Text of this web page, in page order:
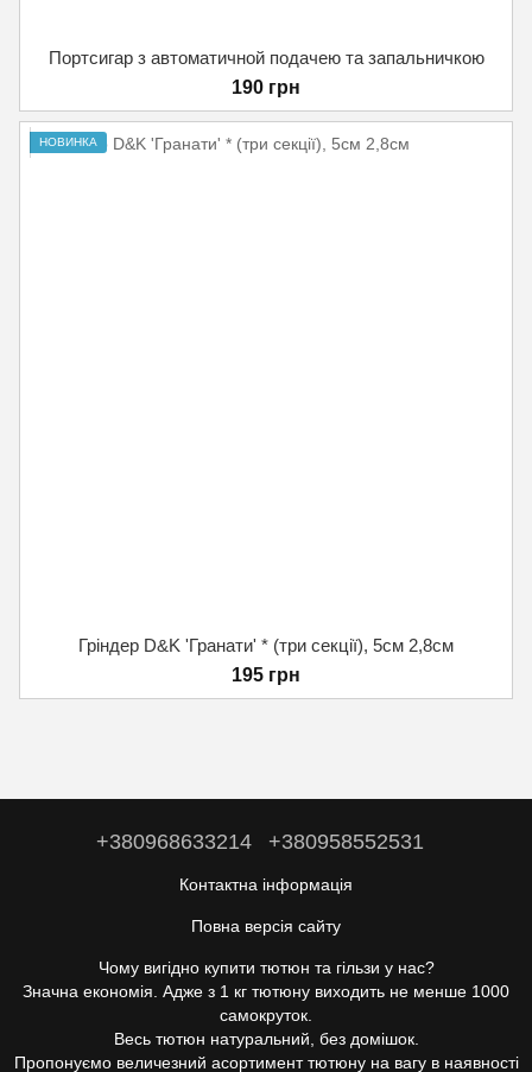
Портсигар з автоматичной подачею та запальничкою
190 грн
НОВИНКА
Гріндер D&K 'Гранати' * (три секції), 5см 2,8см
195 грн
+380968633214 +380958552531
Контактна інформація
Повна версія сайту
Чому вигідно купити тютюн та гільзи у нас?
Значна економія. Адже з 1 кг тютюну виходить не менше 1000
самокруток.
Весь тютюн натуральний, без домішок.
Пропонуємо величезний асортимент тютюну на вагу в наявності